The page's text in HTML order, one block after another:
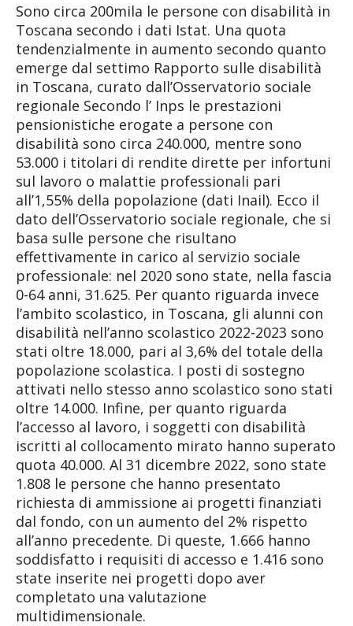
Sono circa 200mila le persone con disabilità in
Toscana secondo i dati Istat. Una quota
tendenzialmente in aumento secondo quanto
emerge dal settimo Rapporto sulle disabilità
in Toscana, curato dall’Osservatorio sociale
regionale Secondo l’ Inps le prestazioni
pensionistiche erogate a persone con
disabilità sono circa 240.000, mentre sono
53.000 i titolari di rendite dirette per infortuni
sul lavoro o malattie professionali pari
all’1,55% della popolazione (dati Inail). Ecco il
dato dell’Osservatorio sociale regionale, che si
basa sulle persone che risultano
effettivamente in carico al servizio sociale
professionale: nel 2020 sono state, nella fascia
0-64 anni, 31.625. Per quanto riguarda invece
l’ambito scolastico, in Toscana, gli alunni con
disabilità nell’anno scolastico 2022-2023 sono
stati oltre 18.000, pari al 3,6% del totale della
popolazione scolastica. I posti di sostegno
attivati nello stesso anno scolastico sono stati
oltre 14.000. Infine, per quanto riguarda
l’accesso al lavoro, i soggetti con disabilità
iscritti al collocamento mirato hanno superato
quota 40.000. Al 31 dicembre 2022, sono state
1.808 le persone che hanno presentato
richiesta di ammissione ai progetti finanziati
dal fondo, con un aumento del 2% rispetto
all’anno precedente. Di queste, 1.666 hanno
soddisfatto i requisiti di accesso e 1.416 sono
state inserite nei progetti dopo aver
completato una valutazione
multidimensionale.